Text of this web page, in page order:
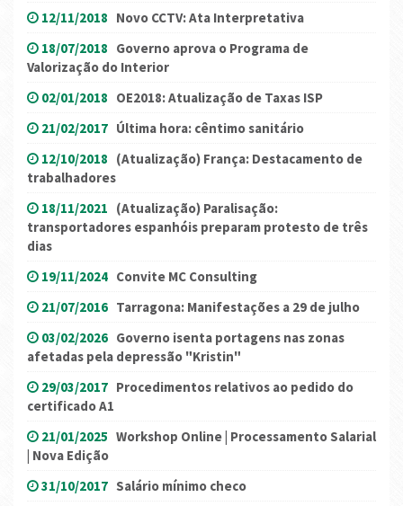
12/11/2018 Novo CCTV: Ata Interpretativa
18/07/2018 Governo aprova o Programa de
Valorização do Interior
02/01/2018 OE2018: Atualização de Taxas ISP
21/02/2017 Última hora: cêntimo sanitário
12/10/2018 (Atualização) França: Destacamento de
trabalhadores
18/11/2021 (Atualização) Paralisação:
transportadores espanhóis preparam protesto de três
dias
19/11/2024 Convite MC Consulting
21/07/2016 Tarragona: Manifestações a 29 de julho
03/02/2026 Governo isenta portagens nas zonas
afetadas pela depressão "Kristin"
29/03/2017 Procedimentos relativos ao pedido do
certificado A1
21/01/2025 Workshop Online | Processamento Salarial
| Nova Edição
31/10/2017 Salário mínimo checo